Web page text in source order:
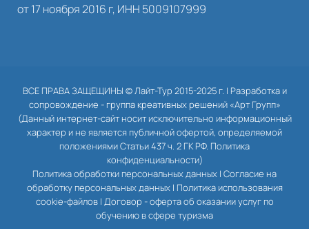
от 17 ноября 2016 г, ИНН 5009107999
ВСЕ ПРАВА ЗАЩЕЩИНЫ © Лайт-Тур 2015-2025 г. | Разработка и
сопровождение - группа креативных решений «Арт Групп»
(Данный интернет-сайт носит исключительно информационный
характер и не является публичной офертой, определяемой
положениями Статьи 437 ч. 2 ГК РФ. Политика
конфиденциальности)
Политика обработки персональных данных | Согласие на
обработку персональных данных| Политика использования
cookie-файлов | Договор - оферта об оказании услуг по
обучению в сфере туризма